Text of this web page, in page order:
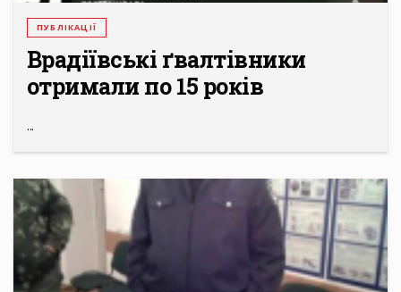
ПУБЛІКАЦІЇ
Врадіївські ґвалтівники
отримали по 15 років
...